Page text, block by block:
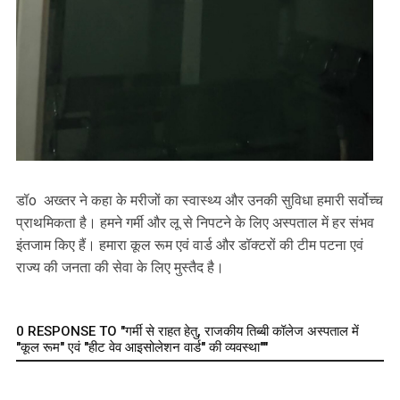
डॉo अख्तर ने कहा के मरीजों का स्वास्थ्य और उनकी सुविधा हमारी सर्वोच्च
प्राथमिकता है। हमने गर्मी और लू से निपटने के लिए अस्पताल में हर संभव
इंतजाम किए हैं। हमारा कूल रूम एवं वार्ड और डॉक्टरों की टीम पटना एवं
राज्य की जनता की सेवा के लिए मुस्तैद है।
0 RESPONSE TO "गर्मी से राहत हेतु, राजकीय तिब्बी कॉलेज अस्पताल में
"कूल रूम" एवं "हीट वेव आइसोलेशन वार्ड" की व्यवस्था""